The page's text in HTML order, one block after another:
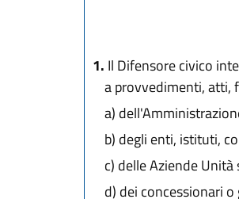
1. Il Difensore civico
a provvedimenti, atti,
a)
b) degli enti, istituti,
c) delle Aziende Unità
d) dei concessionari